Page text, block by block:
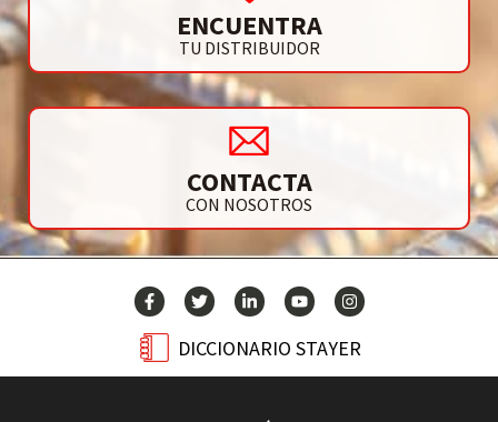
ENCUENTRA
TU DISTRIBUIDOR
CONTACTA
CON NOSOTROS
DICCIONARIO STAYER